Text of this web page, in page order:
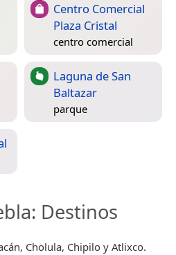
Centro Comercial
Plaza Cristal
centro comercial
Laguna de San
Baltazar
parque
: Destinos
Cholula, Chipilo y Atlixco.